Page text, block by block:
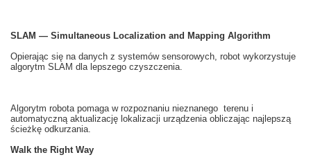
SLAM — Simultaneous Localization and Mapping Algorithm
Opierając się na danych z systemów sensorowych , robot wykorzystuje
algorytm SLAM dla lepszego czyszczenia.
Algorytm robota pomaga w rozpoznaniu nieznanego terenu i
automatyczną aktualizację lokalizacji urządzenia obliczając najlepszą
ścieżkę odkurzania
Walk the Right Way